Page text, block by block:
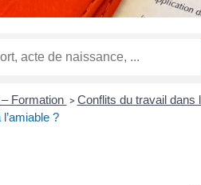
Formation > Conflits du travail dans
?